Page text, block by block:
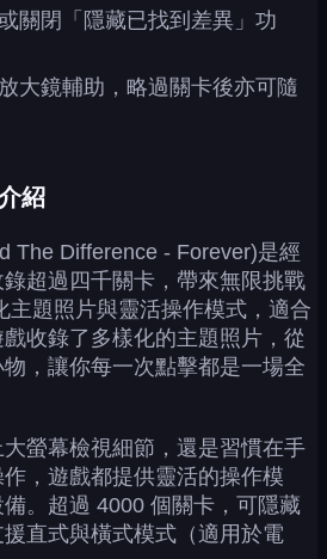
關閉「隱藏已找到差異」功
大鏡輔助，略過關卡後亦可隨
紹
The Difference - Forever)是經
超過四千關卡，帶來無限挑戰
主題照片與靈活操作模式，適合
收錄了多樣化的主題照片，從
，讓你每一次點擊都是一場全
螢幕檢視細節，還是習慣在手
，遊戲都提供靈活的操作模
。超過 4000 個關卡，可隱藏
直式與橫式模式（適用於電